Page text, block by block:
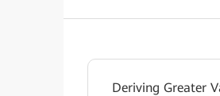
Deriving Greater